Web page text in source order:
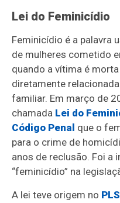
Lei do Feminicídio
Feminicídio é a palavra
de mulheres cometido
quando a vítima é
diretamente
familiar. Em março de
chamada Lei do
Código Penal que o
para o crime de
anos de reclusão. Foi a
“feminicídio” na
A lei teve origem no